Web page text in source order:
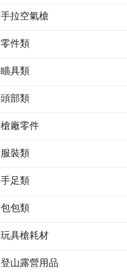
手拉空氣槍
零件類
瞄具類
頭部類
槍廠零件
服裝類
手足類
包包類
玩具槍耗材
登山露營用品